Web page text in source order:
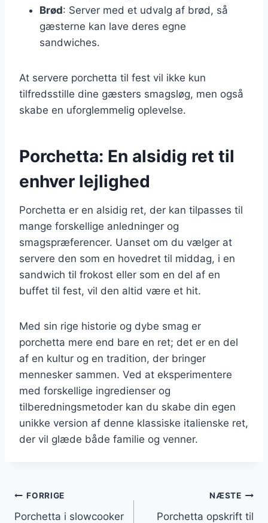
Brød: Server med et udvalg af brød, så
gæsterne kan lave deres egne
sandwiches.
At servere porchetta til fest vil ikke kun
tilfredsstille dine gæsters smagsløg, men også
skabe en uforglemmelig oplevelse.
Porchetta: En alsidig ret til
enhver lejlighed
Porchetta er en alsidig ret, der kan tilpasses til
mange forskellige anledninger og
smagspræferencer. Uanset om du vælger at
servere den som en hovedret til middag, i en
sandwich til frokost eller som en del af en
buffet til fest, vil den altid være et hit.
Med sin rige historie og dybe smag er
porchetta mere end bare en ret; det er en del
af en kultur og en tradition, der bringer
mennesker sammen. Ved at eksperimentere
med forskellige ingredienser og
tilberedningsmetoder kan du skabe din egen
unikke version af denne klassiske italienske ret,
der vil glæde både familie og venner.
Indlægsnavigation
FORRIGE
Porchetta i slowcooker
NÆSTE
Porchetta opskrift til